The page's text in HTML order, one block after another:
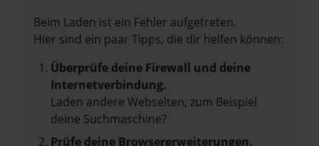
Beim Laden ist ein Fehler aufgetreten.
Hier sind ein paar Tipps, die dir helfen können:
Überprüfe deine Firewall und deine
Internetverbindung.
Laden andere Webseiten, zum Beispiel
deine Suchmaschine?
Prüfe deine Browsererweiterungen.